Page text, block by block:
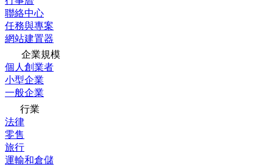
聯絡中心
任務與專案
網站建置器
企業規模
個人創業者
小型企業
一般企業
行業
法律
零售
旅行
運輸和倉儲